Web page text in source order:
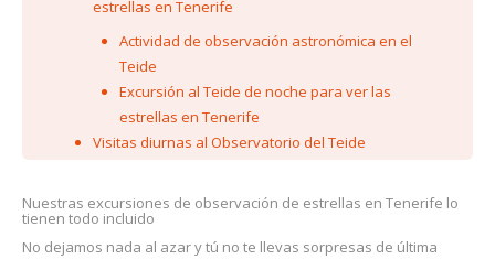
estrellas en Tenerife
Actividad de observación astronómica en el
Teide
Excursión al Teide de noche para ver las
estrellas en Tenerife
Visitas diurnas al Observatorio del Teide
Nuestras excursiones de observación de estrellas en Tenerife lo
tienen todo incluido
No dejamos nada al azar y tú no te llevas sorpresas de última